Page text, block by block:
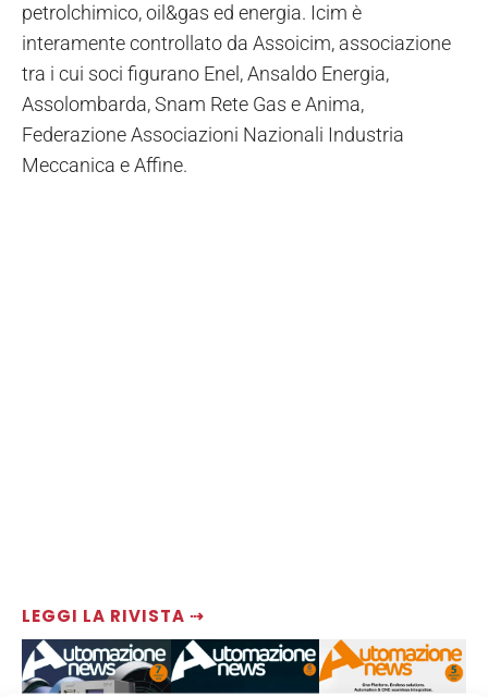
LEGGI LA RIVISTA ⇢
petrolchimico, oil&gas ed energia. Icim è
interamente controllato da Assoicim, associazione
tra i cui soci figurano Enel, Ansaldo Energia,
Assolombarda, Snam Rete Gas e Anima,
Federazione Associazioni Nazionali Industria
Meccanica e Affine.